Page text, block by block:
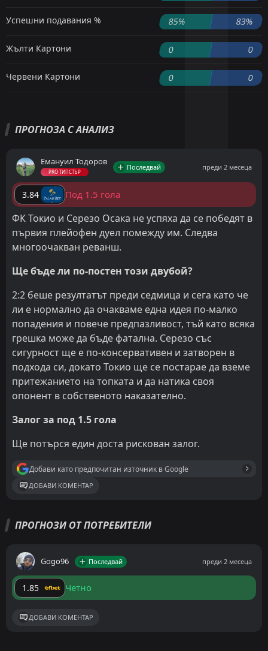
Успешни подавания % 85% 83%
Жълти Картони 0 0
Червени Картони 0 0
ПРОГНОЗА С АНАЛИЗ
Емануил Тодоров
PRO ТИПСТЪР
Последвай преди 2 месеца
3.84 Под 1.5 гола
ФК Токио и Серезо Осака не успяха да се победят в
първия плейофен дуел помежду им. Следва
многоочакван реванш.
Ще бъде ли по-постен този двубой?
2:2 беше резултатът преди седмица и сега като че
ли е нормално да очакваме една идея по-малко
попадения и повече предпазливост, тъй като всяка
грешка може да бъде фатална. Серезо със
сигурност ще е по-консервативен и затворен в
подхода си, докато Токио ще се постарае да вземе
притежанието на топката и да натика своя
опонент в собственото наказателно.
Залог за под 1.5 гола
Ще потърся един доста рискован залог.
Добави като предпочитан източник в Google
ДОБАВИ КОМЕНТАР
ПРОГНОЗИ ОТ ПОТРЕБИТЕЛИ
Gogo96 Последвай преди 2 месеца
1.85 Четно
ДОБАВИ КОМЕНТАР